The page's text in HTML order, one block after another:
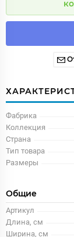
Фабрика
Коллекция
Страна
Тип товара
Размеры
Общие
Артикул
Длина, см
Ширина, см